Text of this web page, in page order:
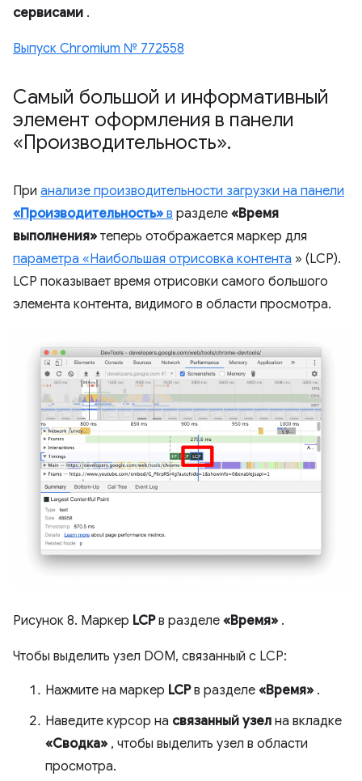
сервисами .
Выпуск Chromium № 772558
Самый большой и информативный
элемент оформления в панели
«Производительность».
При анализе производительности загрузки на панели
«Производительность» в разделе «Время
выполнения» теперь отображается маркер для
параметра «Наибольшая отрисовка контента » (LCP).
LCP показывает время отрисовки самого большого
элемента контента, видимого в области просмотра.
Рисунок 8. Маркер LCPв разделе «Время» .
Чтобы выделить узел DOM, связанный с LCP:
Нажмите на маркер LCPв разделе «Время» .
Наведите курсор на связанный узел на вкладке
«Сводка» , чтобы выделить узел в области
просмотра.